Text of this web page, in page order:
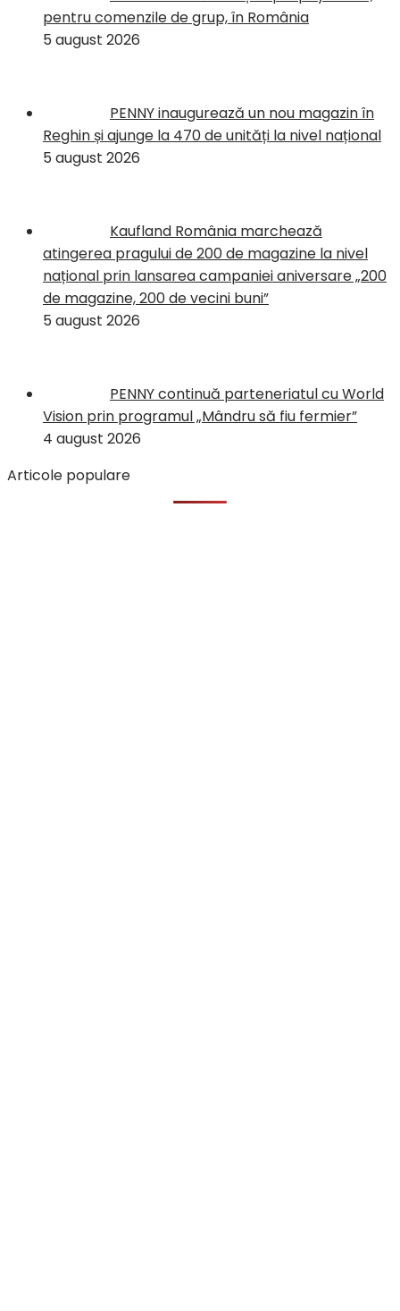
pentru comenzile de grup, în România
5 august 2026
PENNY inaugurează un nou magazin în
Reghin și ajunge la 470 de unități la nivel național
5 august 2026
Kaufland România marchează
atingerea pragului de 200 de magazine la nivel
național prin lansarea campaniei aniversare „200
de magazine, 200 de vecini buni”
5 august 2026
PENNY continuă parteneriatul cu World
Vision prin programul „Mândru să fiu fermier”
4 august 2026
Articole populare